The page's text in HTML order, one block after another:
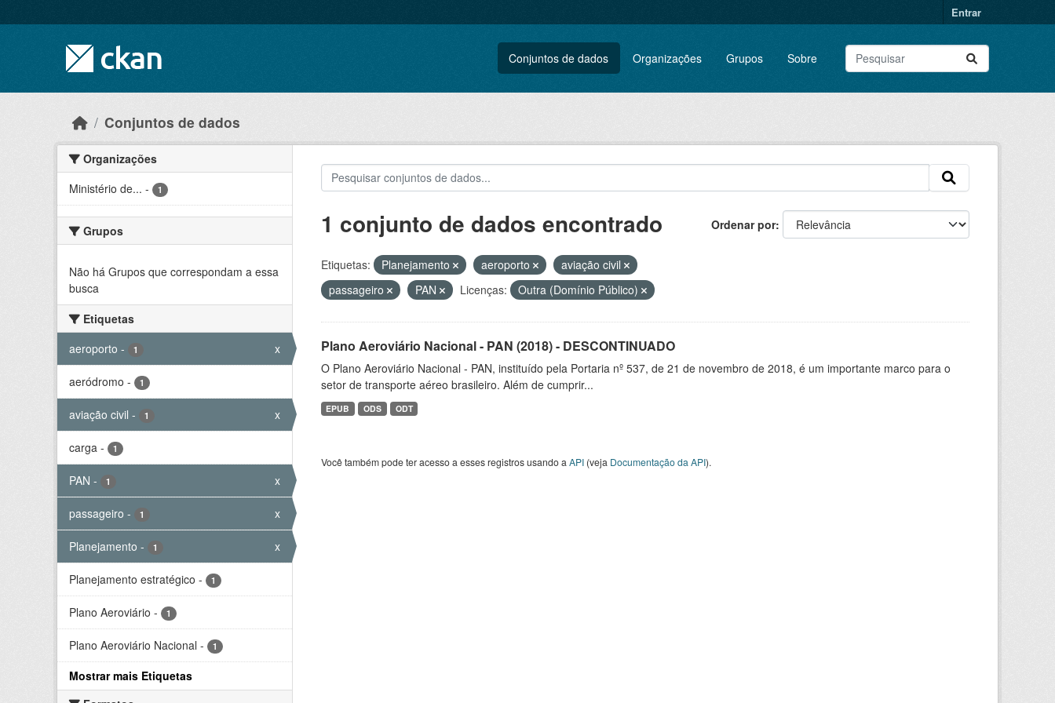
Entrar
Conjuntos de dados Organizações Grupos Sobre
Conjuntos de dados
Organizações
Ministério de... - 1
Grupos
Não há Grupos que correspondam a essa
busca
Etiquetas
aeroporto - 1 x
aeródromo - 1
aviação civil - 1 x
carga - 1
PAN - 1 x
passageiro - 1 x
Planejamento - 1 x
Planejamento estratégico - 1
Plano Aeroviário - 1
Plano Aeroviário Nacional - 1
Mostrar mais Etiquetas
Ordenar por
1 conjunto de dados encontrado
Etiquetas: Planejamento aeroporto
aviação civil
passageiro
PAN Licenças: Outra (Domínio Público)
Plano Aeroviário Nacional - PAN (2018) - DESCONTINUADO
O Plano Aeroviário Nacional - PAN, instituído pela Portaria nº 537, de 21 de novembro de 2018, é um importante marco para o
setor de transporte aéreo brasileiro. Além de cumprir...
EPUB ODS ODT
Você também pode ter acesso a esses registros usando a API(veja Documentação da API).